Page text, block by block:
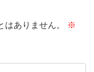
ありません。
※